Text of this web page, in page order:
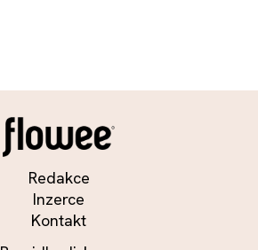
Redakce
Inzerce
Kontakt